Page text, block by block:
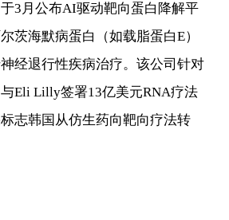
3月公布AI驱动靶向蛋白降解平
茨海默病蛋白（如载脂蛋白E）
经退行性疾病治疗。该公司针对
Eli Lilly签署13亿美元RNA疗法
志韩国从仿生药向靶向疗法转